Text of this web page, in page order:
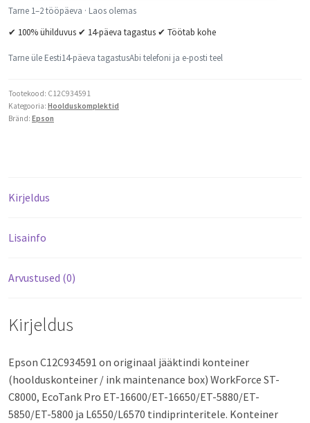
Tarne 1–2 tööpäeva · Laos olemas
✔ 100% ühilduvus ✔ 14-päeva tagastus ✔ Töötab kohe
Tarne üle Eesti14-päeva tagastusAbi telefoni ja e-posti teel
Tootekood: C12C934591
Kategooria: Hoolduskomplektid
Bränd: Epson
Kirjeldus
Lisainfo
Arvustused (0)
Kirjeldus
Epson C12C934591 on originaal jääktindi konteiner
(hoolduskonteiner / ink maintenance box) WorkForce ST-
C8000, EcoTank Pro ET-16600/ET-16650/ET-5880/ET-
5850/ET-5800 ja L6550/L6570 tindiprinteritele. Konteiner